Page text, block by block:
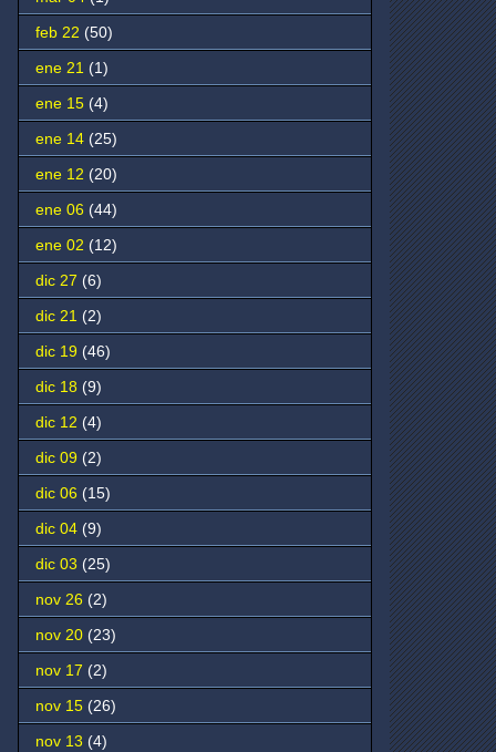
feb 22 (50)
ene 21 (1)
ene 15 (4)
ene 14 (25)
ene 12 (20)
ene 06 (44)
ene 02 (12)
dic 27 (6)
dic 21 (2)
dic 19 (46)
dic 18 (9)
dic 12 (4)
dic 09 (2)
dic 06 (15)
dic 04 (9)
dic 03 (25)
nov 26 (2)
nov 20 (23)
nov 17 (2)
nov 15 (26)
nov 13 (4)